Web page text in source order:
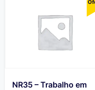
NR35 – Trabalho em